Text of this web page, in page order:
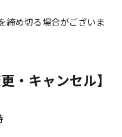
締め切る場合がございま
・キャンセル】